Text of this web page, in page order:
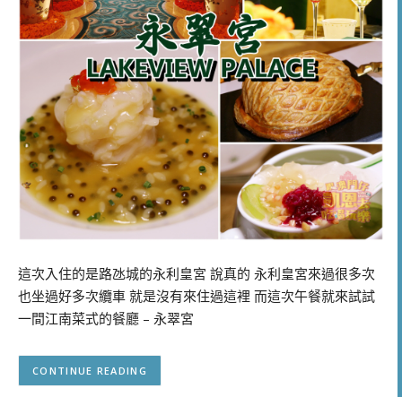
這次入住的是路氹城的永利皇宮 說真的 永利皇宮來過很多次
也坐過好多次纜車 就是沒有來住過這裡 而這次午餐就來試試
一間江南菜式的餐廳 – 永翠宮
CONTINUE READING